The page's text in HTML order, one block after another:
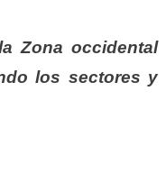
Zona occidental
los sectores y